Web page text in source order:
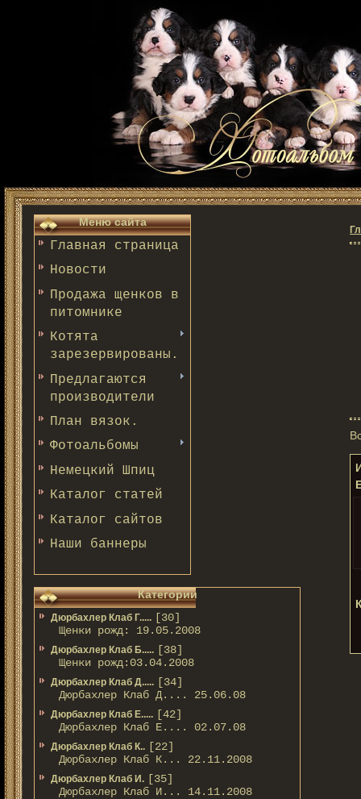
Меню сайта
Главная страница
Новости
Продажа щенков в
питомнике
Котята
зарезервированы.
Предлагаются
производители
План вязок.
Фотоальбомы
Немецкий Шпиц
Каталог статей
Каталог сайтов
Наши баннеры
Категории
Дюрбахлер Клаб Г..... [30]
Щенки рожд: 19.05.2008
Дюрбахлер Клаб Б..... [38]
Щенки рожд:03.04.2008
Дюрбахлер Клаб Д..... [34]
Дюрбахлер Клаб Д.... 25.06.08
Дюрбахлер Клаб Е..... [42]
Дюрбахлер Клаб Е.... 02.07.08
Дюрбахлер Клаб К.. [22]
Дюрбахлер Клаб К... 22.11.2008
Дюрбахлер Клаб И. [35]
Дюрбахлер Клаб И... 14.11.2008